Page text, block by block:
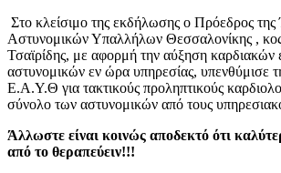
Στο κλείσιμο της εκδήλωσης ο Πρόεδρος
Αστυνομικών Υπαλλήλων Θεσσαλονίκης ,
Τσαϊρίδης, με αφορμή την αύξηση καρδιακών
αστυνομικών εν ώρα υπηρεσίας, υπενθύμισε
Ε.Α.Υ.Θ για τακτικούς προληπτικούς
σύνολο των αστυνομικών από τους
Άλλωστε είναι κοινώς αποδεκτό ότι
από το θεραπεύειν!!!